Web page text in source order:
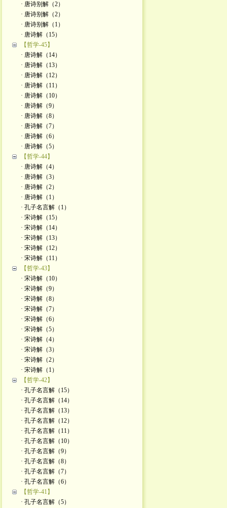
· 唐诗别解（2）
· 唐诗别解（2）
· 唐诗别解（1）
· 唐诗解（15）
【哲学-45】
· 唐诗解（14）
· 唐诗解（13）
· 唐诗解（12）
· 唐诗解（11）
· 唐诗解（10）
· 唐诗解（9）
· 唐诗解（8）
· 唐诗解（7）
· 唐诗解（6）
· 唐诗解（5）
【哲学-44】
· 唐诗解（4）
· 唐诗解（3）
· 唐诗解（2）
· 唐诗解（1）
· 孔子名言解（1）
· 宋诗解（15）
· 宋诗解（14）
· 宋诗解（13）
· 宋诗解（12）
· 宋诗解（11）
【哲学-43】
· 宋诗解（10）
· 宋诗解（9）
· 宋诗解（8）
· 宋诗解（7）
· 宋诗解（6）
· 宋诗解（5）
· 宋诗解（4）
· 宋诗解（3）
· 宋诗解（2）
· ​宋诗解（1）
【哲学-42】
· 孔子名言解（15）
· 孔子名言解（14）
· 孔子名言解（13）
· 孔子名言解（12）
· 孔子名言解（11）
· 孔子名言解（10）
· 孔子名言解（9）
· 孔子名言解（8）
· 孔子名言解（7）
· 孔子名言解（6）
【哲学-41】
· 孔子名言解（5）